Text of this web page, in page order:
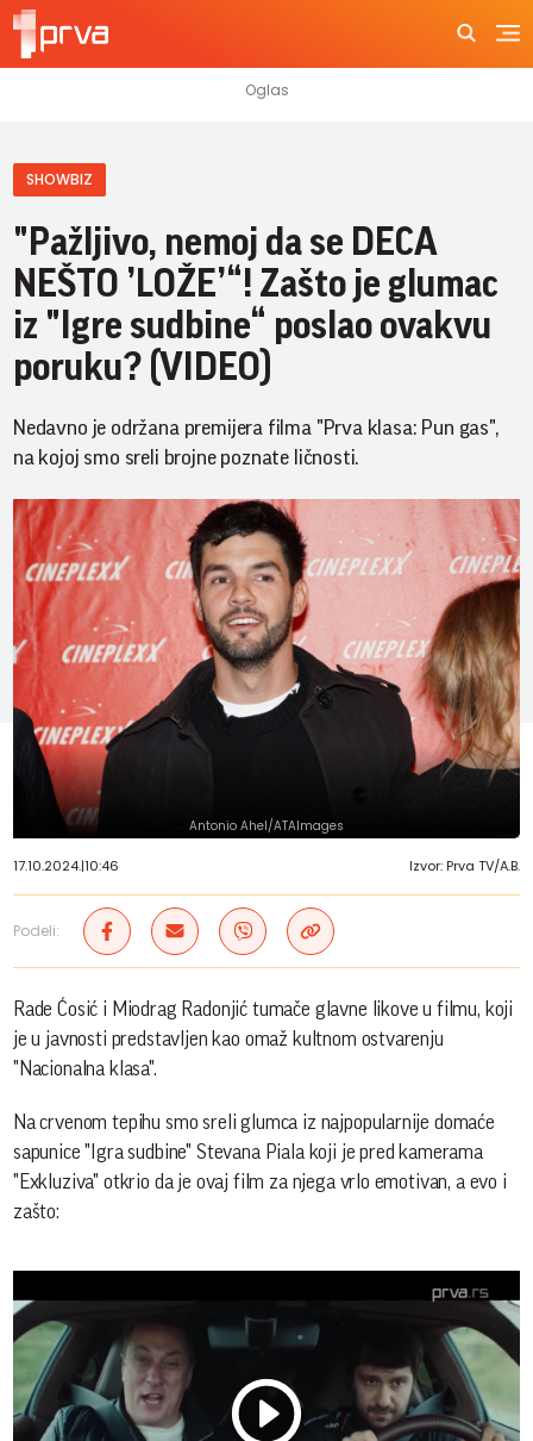
SHOWBIZ
"Pažljivo, nemoj da se DECA
NEŠTO ’LOŽE’“! Zašto je glumac
iz "Igre sudbine“ poslao ovakvu
poruku? (VIDEO)
Nedavno je održana premijera filma "Prva klasa: Pun gas",
na kojoj smo sreli brojne poznate ličnosti.
Antonio Ahel/ATAImages
17.10.2024.|10:46 Izvor: Prva TV/A.B.
Podeli:
Rade Ćosić i Miodrag Radonjić tumače glavne likove u filmu, koji
je u javnosti predstavljen kao omaž kultnom ostvarenju
"Nacionalna klasa".
Na crvenom tepihu smo sreli glumca iz najpopularnije domaće
sapunice "Igra sudbine" Stevana Piala koji je pred kamerama
"Exkluziva" otkrio da je ovaj film za njega vrlo emotivan, a evo i
zašto: